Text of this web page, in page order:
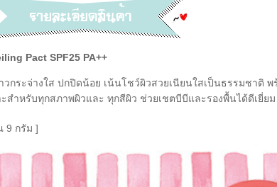
Pact SPF25 PA++
กระจ่างใส ปกปิดน้อย เน้นโชว์ผิวสวยเนียนใสเป็นธรรมชาติ พ
สำหรับทุกสภาพผิวและ ทุกสีผิว ช่วยเชตบีบีและรองพื้นได้ดีเยี่ย
9 กรัม ]